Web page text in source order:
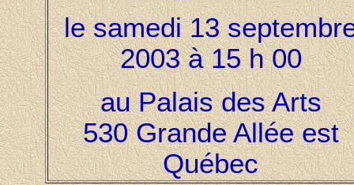
le samedi 13
2003 à 15 h 00
au Palais des Arts
530 Grande Allée est
Québec